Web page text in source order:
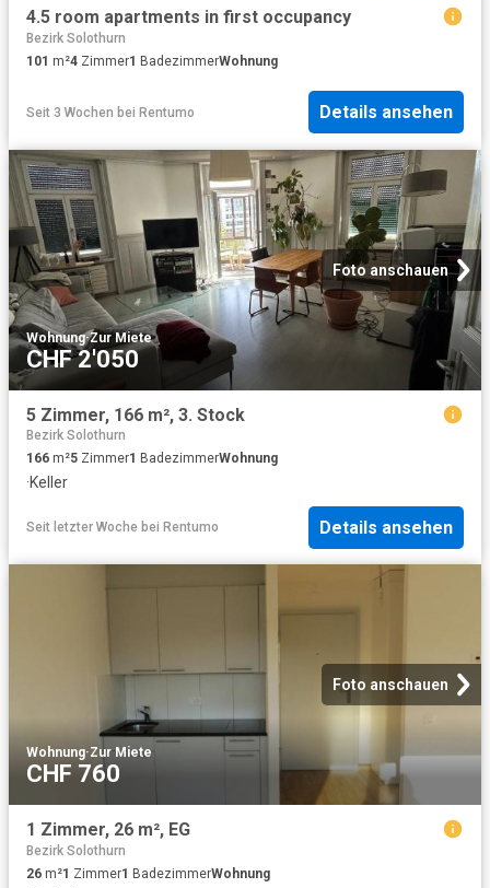
4.5 room apartments in first occupancy
Bezirk Solothurn
101 m²4 Zimmer1 BadezimmerWohnung
Seit 3 Wochen bei Rentumo Details ansehen
Foto anschauen
Wohnung·Zur Miete
CHF 2'050
5 Zimmer, 166 m², 3. Stock
Bezirk Solothurn
166 m²5 Zimmer1 BadezimmerWohnung
·Keller
Seit letzter Woche bei Rentumo Details ansehen
Foto anschauen
Wohnung·Zur Miete
CHF 760
1 Zimmer, 26 m², EG
Bezirk Solothurn
26 m²1 Zimmer1 BadezimmerWohnung